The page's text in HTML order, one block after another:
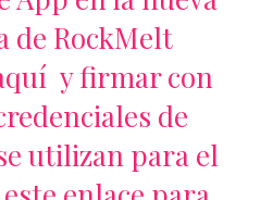
de RockMelt
y firmar con
de
utilizan para el